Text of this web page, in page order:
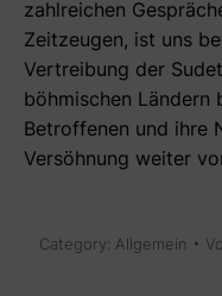
zahlreichen
Zeitzeugen, ist uns
Vertreibung der
böhmischen Ländern
Betroffenen und ihre
Versöhnung weiter
Category: Allgemein